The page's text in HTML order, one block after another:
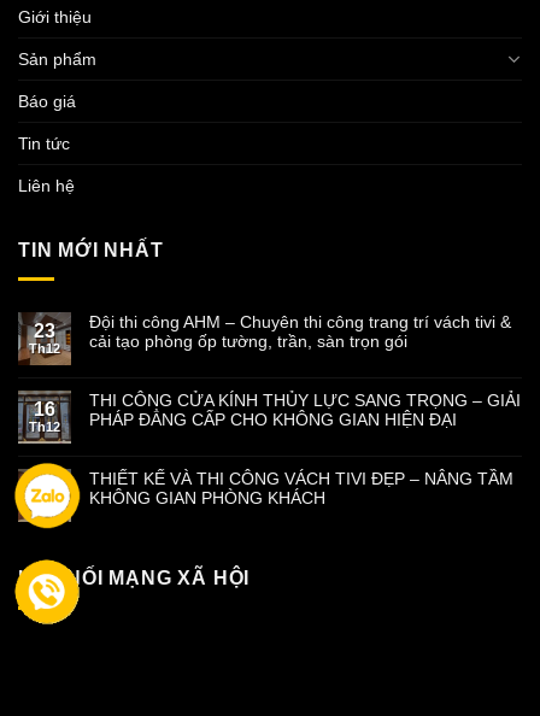
Giới thiệu
Sản phẩm
Báo giá
Tin tức
Liên hệ
TIN MỚI NHẤT
23
Th12
Đội thi công AHM – Chuyên thi công trang trí vách tivi &
cải tạo phòng ốp tường, trần, sàn trọn gói
16
Th12
THI CÔNG CỬA KÍNH THỦY LỰC SANG TRỌNG – GIẢI
PHÁP ĐẲNG CẤP CHO KHÔNG GIAN HIỆN ĐẠI
09
Th12
THIẾT KẾ VÀ THI CÔNG VÁCH TIVI ĐẸP – NÂNG TẦM
KHÔNG GIAN PHÒNG KHÁCH
KẾT NỐI MẠNG XÃ HỘI